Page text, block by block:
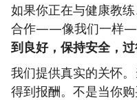
如果你正在与健康教
合作——像我们一样
到良好，保持安全，
我们提供真实的关怀
得到报酬。不是当你购